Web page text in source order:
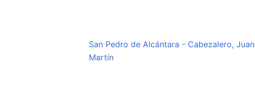
San Pedro de Alcántara - Cabezalero, Juan
Martín